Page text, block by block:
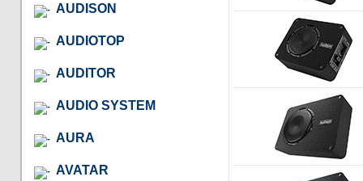
AUDISON
AUDIOTOP
AUDITOR
AUDIO SYSTEM
AURA
AVATAR